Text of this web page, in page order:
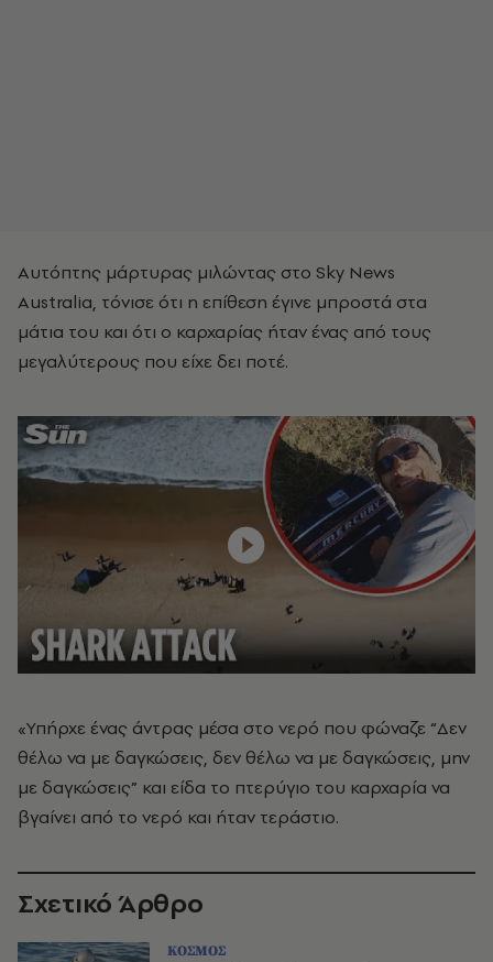
Αυτόπτης μάρτυρας μιλώντας στο Sky News
Australia, τόνισε ότι η επίθεση έγινε μπροστά στα
μάτια του και ότι ο καρχαρίας ήταν ένας από τους
μεγαλύτερους που είχε δει ποτέ.
«Υπήρχε ένας άντρας μέσα στο νερό που φώναζε “Δεν
θέλω να με δαγκώσεις, δεν θέλω να με δαγκώσεις, μην
με δαγκώσεις” και είδα το πτερύγιο του καρχαρία να
βγαίνει από το νερό και ήταν τεράστιο.
Σχετικό Άρθρο
ΚΟΣΜΟΣ